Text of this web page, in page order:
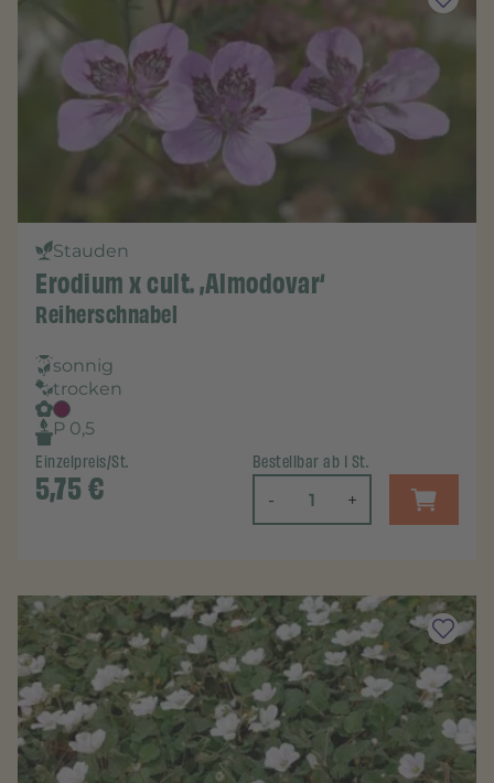
Stauden
Erodium x cult. ‚Almodovar‘
Reiherschnabel
sonnig
trocken
P 0,5
Einzelpreis/St.
5,75€
Bestellbar ab 1 St.
- +